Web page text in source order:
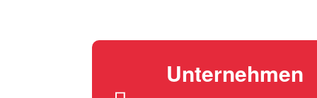
Unternehmen